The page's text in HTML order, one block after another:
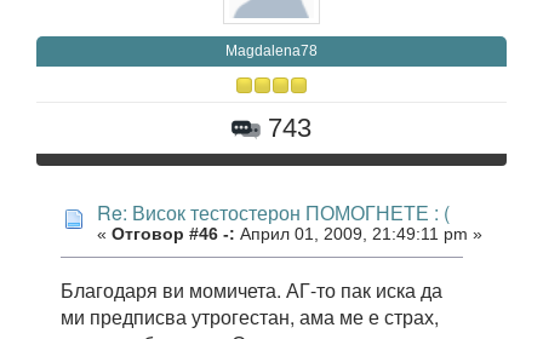
Magdalena78
743
Re: Висок тестостерон ПОМОГНЕТЕ : (
« Отговор #46 -: Април 01, 2009, 21:49:11 pm »
Благодаря ви момичета. АГ-то пак иска да
ми предписва утрогестан, ама ме е страх,